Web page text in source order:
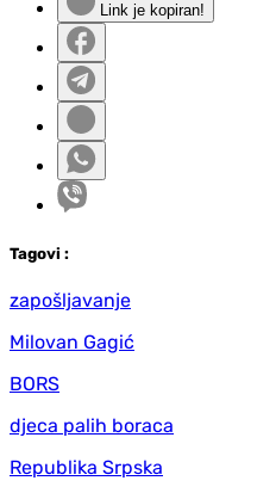
Link je kopiran!
Tagovi :
zapošljavanje
Milovan Gagić
BORS
djeca palih boraca
Republika Srpska